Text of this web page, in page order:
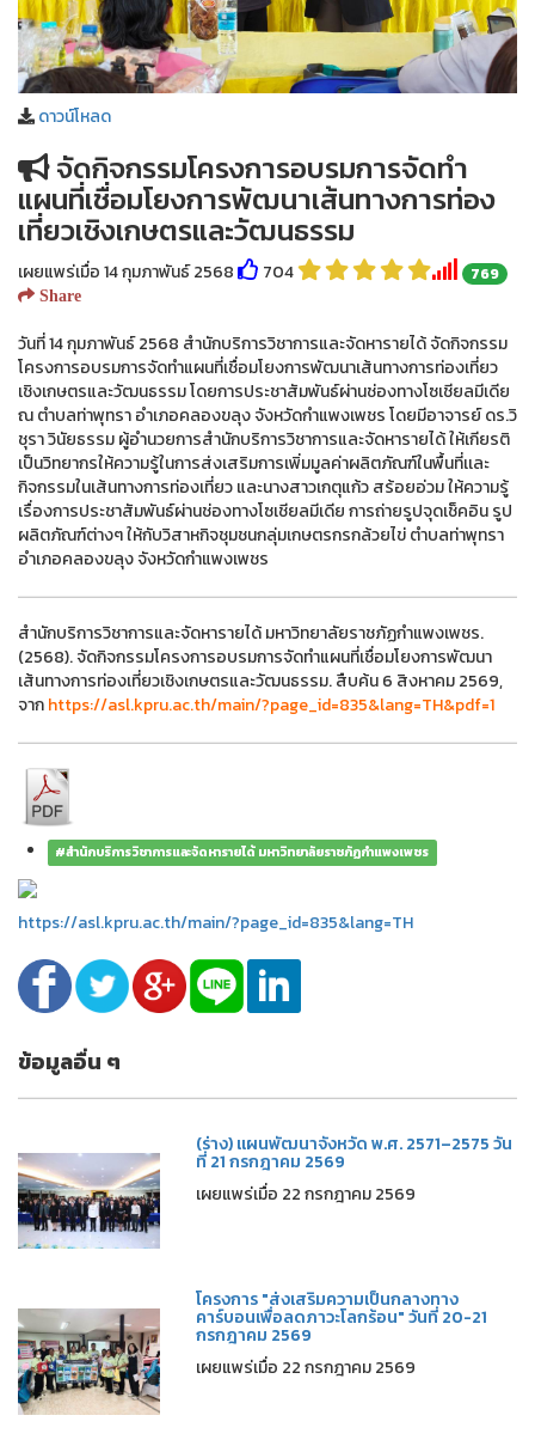
ดาวน์โหลด
จัดกิจกรรมโครงการอบรมการจัดทำ
แผนที่เชื่อมโยงการพัฒนาเส้นทางการท่อง
เที่ยวเชิงเกษตรและวัฒนธรรม
เผยแพร่เมื่อ 14 กุมภาพันธ์ 2568 704 769
Share
วันที่ 14 กุมภาพันธ์ 2568 สำนักบริการวิชาการและจัดหารายได้ จัดกิจกรรม
โครงการอบรมการจัดทำแผนที่เชื่อมโยงการพัฒนาเส้นทางการท่องเที่ยว
เชิงเกษตรและวัฒนธรรม โดยการประชาสัมพันธ์ผ่านช่องทางโซเชียลมีเดีย
ณ ตำบลท่าพุทรา อำเภอคลองขลุง จังหวัดกำแพงเพชร โดยมีอาจารย์ ดร.วิ
ชุรา วินัยธรรม ผู้อำนวยการสำนักบริการวิชาการและจัดหารายได้ ให้เกียรติ
เป็นวิทยากรให้ความรู้ในการส่งเสริมการเพิ่มมูลค่าผลิตภัณฑ์ในพื้นที่เเละ
กิจกรรมในเส้นทางการท่องเที่ยว และนางสาวเกตุแก้ว สร้อยอ่วม ให้ความรู้
เรื่องการประชาสัมพันธ์ผ่านช่องทางโซเชียลมีเดีย การถ่ายรูปจุดเช็คอิน รูป
ผลิตภัณฑ์ต่างๆ ให้กับวิสาหกิจชุมชนกลุ่มเกษตรกรกล้วยไข่ ตำบลท่าพุทรา
อำเภอคลองขลุง จังหวัดกำแพงเพชร
สำนักบริการวิชาการและจัดหารายได้ มหาวิทยาลัยราชภัฏกำแพงเพชร.
(2568). จัดกิจกรรมโครงการอบรมการจัดทำแผนที่เชื่อมโยงการพัฒนา
เส้นทางการท่องเที่ยวเชิงเกษตรและวัฒนธรรม. สืบค้น 6 สิงหาคม 2569,
จากhttps://asl.kpru.ac.th/main/?page_id=835&lang=TH&pdf=1
#สำนักบริการวิชาการและจัดหารายได้ มหาวิทยาลัยราชภัฏกำแพงเพชร
https://asl.kpru.ac.th/main/?page_id=835&lang=TH
ข้อมูลอื่น ๆ
(ร่าง) แผนพัฒนาจังหวัด พ.ศ. 2571–2575 วัน
ที่ 21 กรกฎาคม 2569
เผยแพร่เมื่อ 22 กรกฎาคม 2569
โครงการ "ส่งเสริมความเป็นกลางทาง
คาร์บอนเพื่อลดภาวะโลกร้อน" วันที่ 20-21
กรกฎาคม 2569
เผยแพร่เมื่อ 22 กรกฎาคม 2569